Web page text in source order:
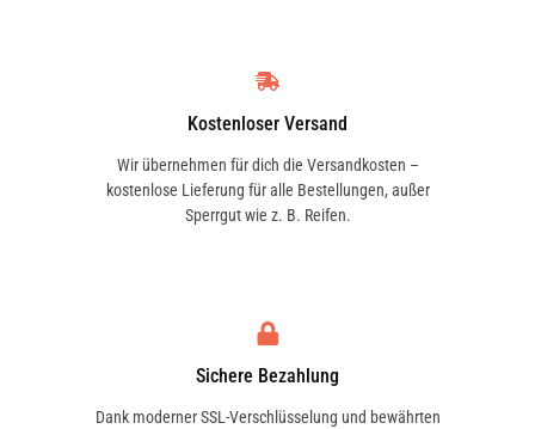
Kostenloser Versand
Wir übernehmen für dich die Versandkosten –
kostenlose Lieferung für alle Bestellungen, außer
Sperrgut wie z. B. Reifen.
Sichere Bezahlung
Dank moderner SSL-Verschlüsselung und bewährten